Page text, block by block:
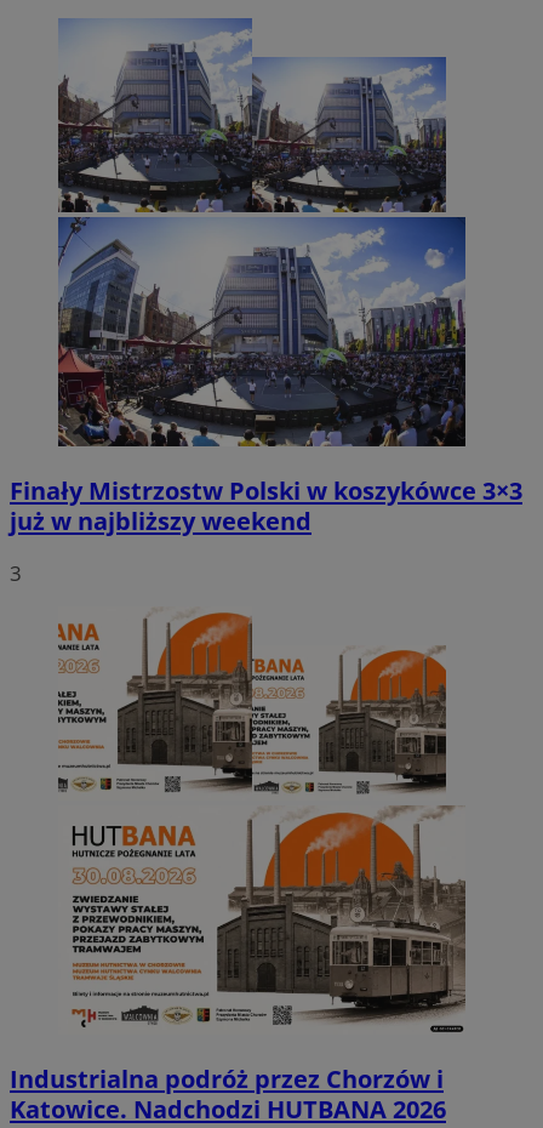
Finały Mistrzostw Polski w koszykówce 3×3
już w najbliższy weekend
3
Industrialna podróż przez Chorzów i
Katowice. Nadchodzi HUTBANA 2026